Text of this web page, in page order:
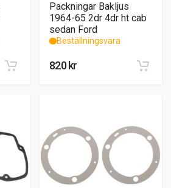
Packningar Bakljus
1964-65 2dr 4dr ht cab
sedan Ford
Beställningsvara
820 kr